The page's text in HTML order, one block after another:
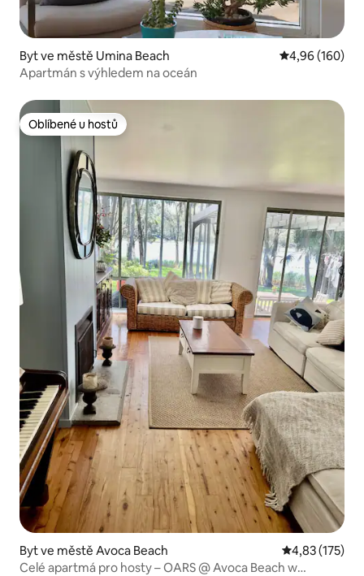
Byt ve městě Umina Beach Průměrné
4,96 (160)
Apartmán s výhledem na oceán
Oblíbené u hostů
Oblíbené u hostů
Byt ve městě Avoca Beach Průměrné
4,83 (175)
Celé apartmá pro hosty – OARS @ Avoca Beach w